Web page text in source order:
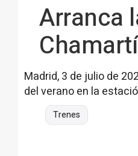
Arranca
Madrid, 3 de julio de
del verano en la
Trenes